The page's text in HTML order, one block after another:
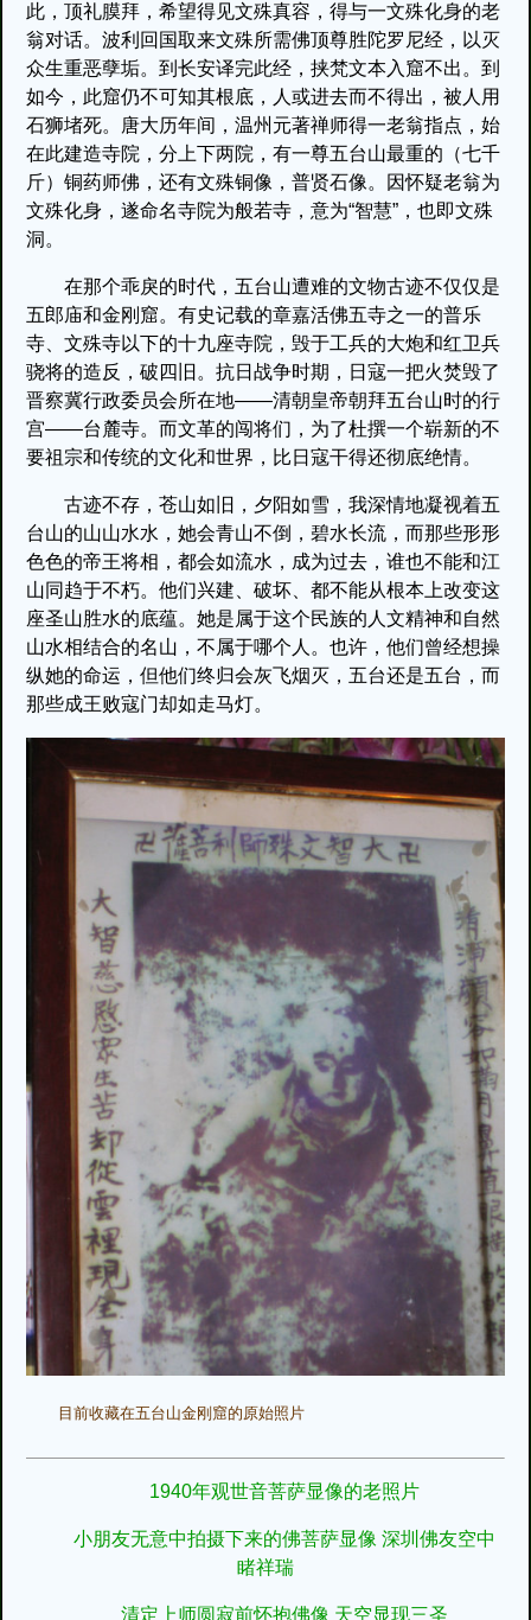
此，顶礼膜拜，希望得见文殊真容，得与一文殊化身的老
翁对话。波利回国取来文殊所需佛顶尊胜陀罗尼经，以灭
众生重恶孽垢。到长安译完此经，挟梵文本入窟不出。到
如今，此窟仍不可知其根底，人或进去而不得出，被人用
石狮堵死。唐大历年间，温州元著禅师得一老翁指点，始
在此建造寺院，分上下两院，有一尊五台山最重的（七千
斤）铜药师佛，还有文殊铜像，普贤石像。因怀疑老翁为
文殊化身，遂命名寺院为般若寺，意为“智慧”，也即文殊
洞。
在那个乖戾的时代，五台山遭难的文物古迹不仅仅是
五郎庙和金刚窟。有史记载的章嘉活佛五寺之一的普乐
寺、文殊寺以下的十九座寺院，毁于工兵的大炮和红卫兵
骁将的造反，破四旧。抗日战争时期，日寇一把火焚毁了
晋察冀行政委员会所在地——清朝皇帝朝拜五台山时的行
宫——台麓寺。而文革的闯将们，为了杜撰一个崭新的不
要祖宗和传统的文化和世界，比日寇干得还彻底绝情。
古迹不存，苍山如旧，夕阳如雪，我深情地凝视着五
台山的山山水水，她会青山不倒，碧水长流，而那些形形
色色的帝王将相，都会如流水，成为过去，谁也不能和江
山同趋于不朽。他们兴建、破坏、都不能从根本上改变这
座圣山胜水的底蕴。她是属于这个民族的人文精神和自然
山水相结合的名山，不属于哪个人。也许，他们曾经想操
纵她的命运，但他们终归会灰飞烟灭，五台还是五台，而
那些成王败寇门却如走马灯。
目前收藏在五台山金刚窟的原始照片
1940年观世音菩萨显像的老照片
小朋友无意中拍摄下来的佛菩萨显像 深圳佛友空中
睹祥瑞
清定上师圆寂前怀抱佛像 天空显现三圣